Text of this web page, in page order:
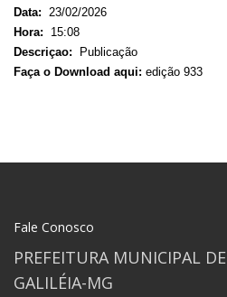
Data:
23/02/2026
Hora:
15:08
Descriçao:
Publicação
Faça o Download aqui: edição 933
Fale Conosco
PREFEITURA MUNICIPAL DE
GALILÉIA-MG